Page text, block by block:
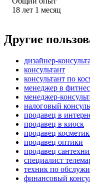
18 лет 1 месяц
Другие
дизайнер-
консультант
консультант по
менеджер в
менеджер-
налоговый
продавец в
продавец в киоск
продавец
продавец оптики
продавец
специалист
техник по
финансовый